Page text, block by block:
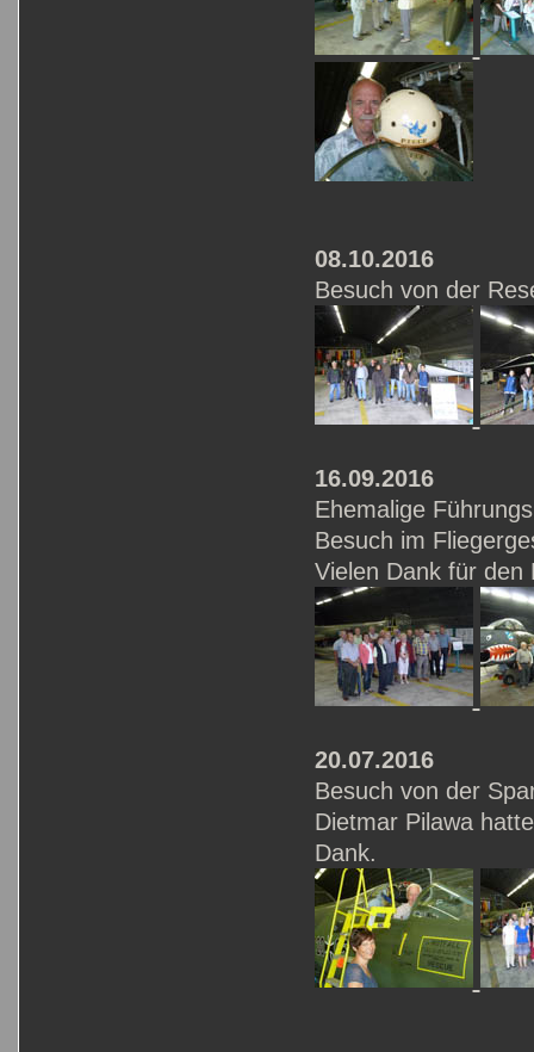
08.10.2016
Besuch von der
16.09.2016
Ehemalige
Besuch im
Vielen Dank für den
20.07.2016
Besuch von der
Dietmar Pilawa
Dank.